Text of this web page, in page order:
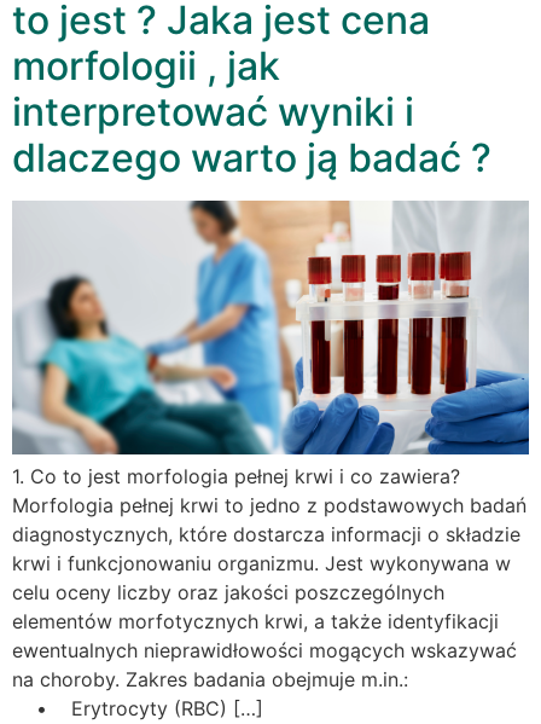
to jest ? Jaka jest cena
morfologii , jak
interpretować wyniki i
dlaczego warto ją badać ?
1. Co to jest morfologia pełnej krwi i co zawiera?
Morfologia pełnej krwi to jedno z podstawowych badań
diagnostycznych, które dostarcza informacji o składzie
krwi i funkcjonowaniu organizmu. Jest wykonywana w
celu oceny liczby oraz jakości poszczególnych
elementów morfotycznych krwi, a także identyfikacji
ewentualnych nieprawidłowości mogących wskazywać
na choroby. Zakres badania obejmuje m.in.:
• Erytrocyty (RBC) […]